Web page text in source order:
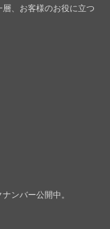
、お客様のお役に立つ
ンバー公開中。